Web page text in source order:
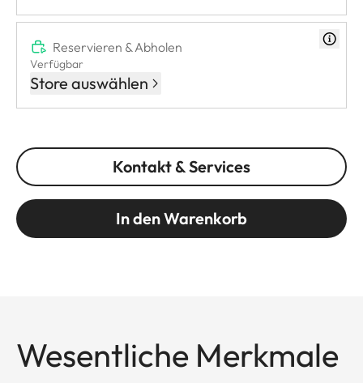
Reservieren & Abholen
Verfügbar
Store auswählen
Kontakt & Services
In den Warenkorb
Wesentliche Merkmale